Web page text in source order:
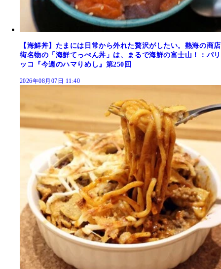
【海鮮丼】たまには日常から外れた贅沢がしたい。熱海の商店
街名物の「海鮮てっぺん丼」は、まるで海鮮の富士山！：パリ
ッコ『今週のハマりめし』第250回
2026年08月07日 11:40